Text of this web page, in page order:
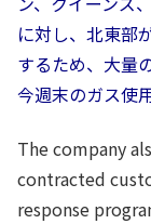
に対し、北東部
するため、大量
今週末のガス使
The company
contracted
response